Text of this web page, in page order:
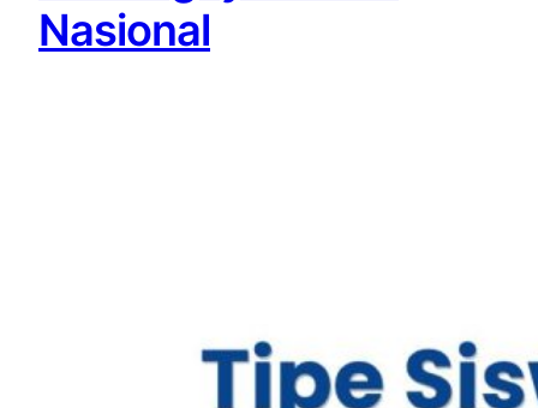
Nasional